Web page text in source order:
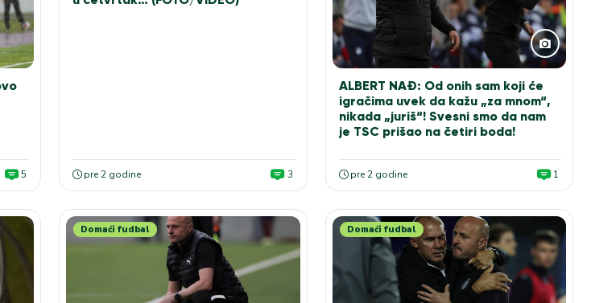
5 pre 2 godine 3
ALBERT NAĐ: Od onih sam koji će
igračima uvek da kažu „za mnom“,
nikada „juriš“! Svesni smo da nam
je TSC prišao na četiri boda!
pre 2 godine 1
Domaći fudbal Domaći fudbal